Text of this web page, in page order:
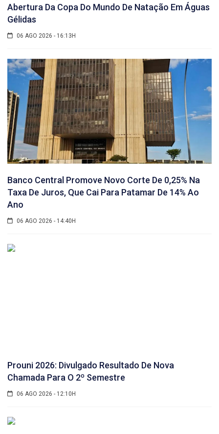
Abertura Da Copa Do Mundo De Natação Em Águas
Gélidas
06 AGO 2026 - 16:13H
Banco Central Promove Novo Corte De 0,25% Na
Taxa De Juros, Que Cai Para Patamar De 14% Ao
Ano
06 AGO 2026 - 14:40H
Prouni 2026: Divulgado Resultado De Nova
Chamada Para O 2º Semestre
06 AGO 2026 - 12:10H